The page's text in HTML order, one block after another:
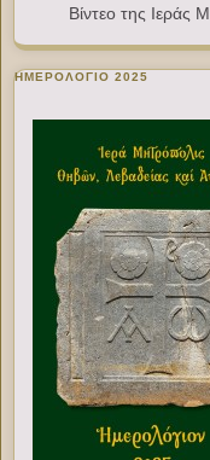
Βίντεο της Ιεράς
ΗΜΕΡΟΛΟΓΙΟ 2025